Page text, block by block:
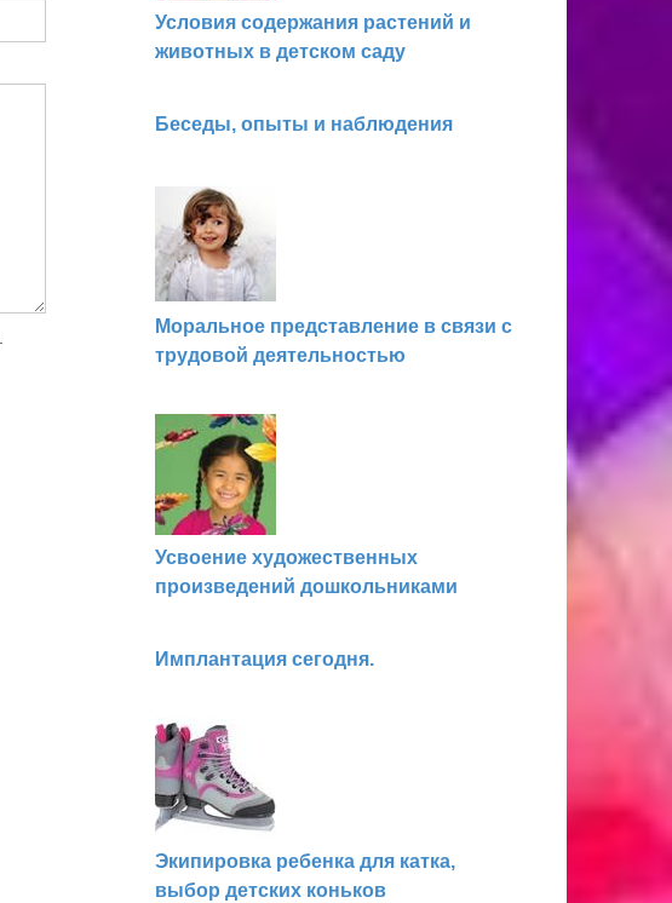
Условия содержания растений и
животных в детском саду
Беседы, опыты и наблюдения
Моральное представление в связи с
трудовой деятельностью
Усвоение художественных
произведений дошкольниками
Имплантация сегодня.
Экипировка ребенка для катка,
выбор детских коньков